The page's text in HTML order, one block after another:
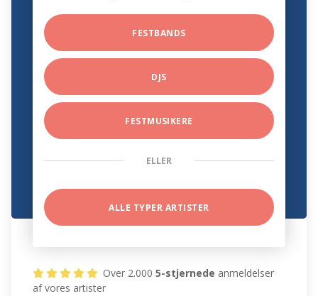
FESTBANDS
DJS
FESTMUSIKERE
ELLER
ALLE TYPER ARTISTER
Over 2.0005-stjernede anmeldelser
af vores artister